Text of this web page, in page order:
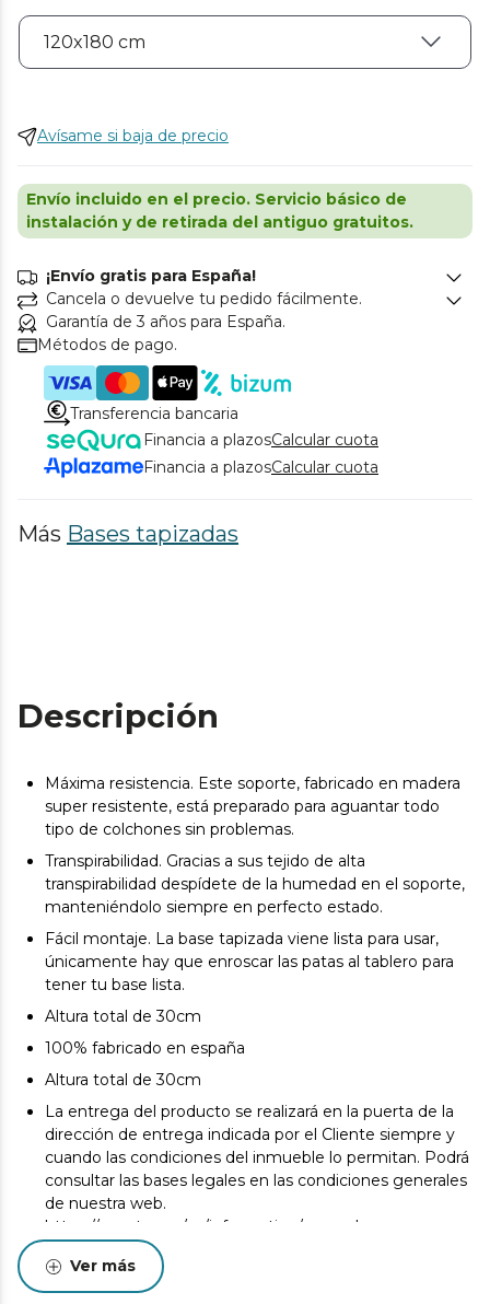
Avísame si baja de precio
Envío incluido en el precio. Servicio básico de
instalación y de retirada del antiguo gratuitos.
¡Envío gratis para España!
Cancela o devuelve tu pedido fácilmente.
Garantía de 3 años para España.
Métodos de pago.
Transferencia bancaria
Financia a plazosCalcular cuota
Financia a plazosCalcular cuota
Más Bases tapizadas
Descripción
Máxima resistencia. Este soporte, fabricado en madera
super resistente, está preparado para aguantar todo
tipo de colchones sin problemas.
Transpirabilidad. Gracias a sus tejido de alta
transpirabilidad despídete de la humedad en el soporte,
manteniéndolo siempre en perfecto estado.
Fácil montaje. La base tapizada viene lista para usar,
únicamente hay que enroscar las patas al tablero para
tener tu base lista.
Altura total de 30cm
100% fabricado en españa
Altura total de 30cm
La entrega del producto se realizará en la puerta de la
dirección de entrega indicada por el Cliente siempre y
cuando las condiciones del inmueble lo permitan. Podrá
consultar las bases legales en las condiciones generales
de nuestra web.
https://cecotec.es/es/information/general-
conditionshttps://cecotec.es/es/information/general-
conditions
Ver más